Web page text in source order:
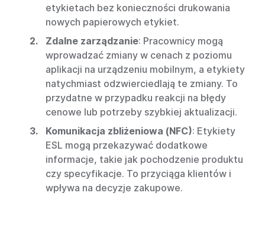
etykietach bez konieczności drukowania
nowych papierowych etykiet.
Zdalne zarządzanie: Pracownicy mogą
wprowadzać zmiany w cenach z poziomu
aplikacji na urządzeniu mobilnym, a etykiety
natychmiast odzwierciedlają te zmiany. To
przydatne w przypadku reakcji na błędy
cenowe lub potrzeby szybkiej aktualizacji.
Komunikacja zbliżeniowa (NFC): Etykiety
ESL mogą przekazywać dodatkowe
informacje, takie jak pochodzenie produktu
czy specyfikacje. To przyciąga klientów i
wpływa na decyzje zakupowe.